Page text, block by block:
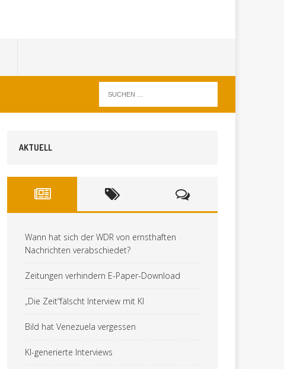
AKTUELL
Wann hat sich der WDR von ernsthaften
Nachrichten verabschiedet?
Zeitungen verhindern E-Paper-Download
„Die Zeit“fälscht Interview mit KI
Bild hat Venezuela vergessen
KI-generierte Interviews